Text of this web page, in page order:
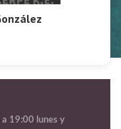
19:00 lunes y